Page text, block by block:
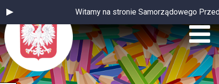
Witamy na stronie Samorządowego